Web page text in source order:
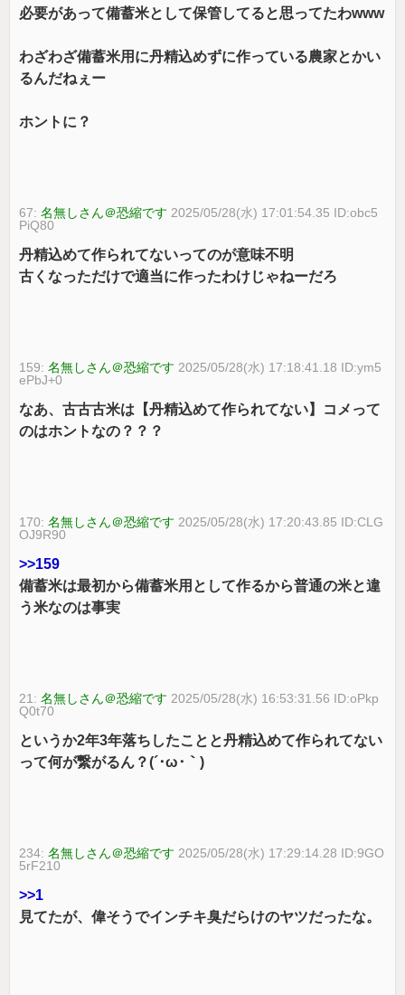
必要があって備蓄米として保管してると思ってたわwww
わざわざ備蓄米用に丹精込めずに作っている農家とかい
るんだねぇー
ホントに？
67:名無しさん＠恐縮です 2025/05/28(水) 17:01:54.35 ID:obc5
PiQ80
丹精込めて作られてないってのが意味不明
古くなっただけで適当に作ったわけじゃねーだろ
159:名無しさん＠恐縮です 2025/05/28(水) 17:18:41.18 ID:ym5
ePbJ+0
なあ、古古古米は【丹精込めて作られてない】コメって
のはホントなの？？？
170:名無しさん＠恐縮です 2025/05/28(水) 17:20:43.85 ID:CLG
OJ9R90
>>159
備蓄米は最初から備蓄米用として作るから普通の米と違
う米なのは事実
21:名無しさん＠恐縮です 2025/05/28(水) 16:53:31.56 ID:oPkp
Q0t70
というか2年3年落ちしたことと丹精込めて作られてない
って何が繋がるん？(´･ω･｀)
234:名無しさん＠恐縮です 2025/05/28(水) 17:29:14.28 ID:9GO
5rF210
>>1
見てたが、偉そうでインチキ臭だらけのヤツだったな。